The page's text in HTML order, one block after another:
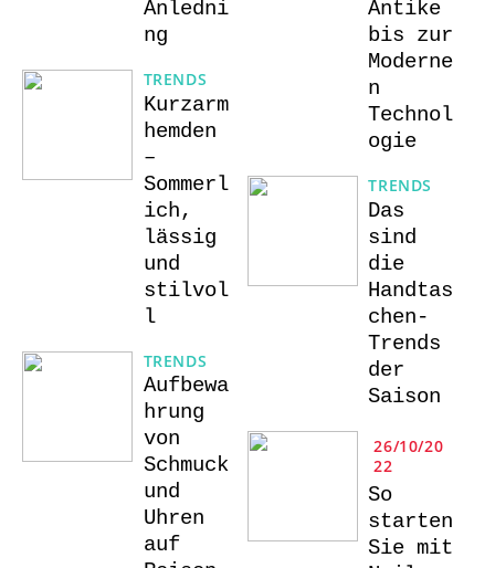
Anledni
ng
TRENDS
Kurzarm
hemden
–
Sommerl
ich,
lässig
und
stilvol
l
TRENDS
Aufbewa
hrung
von
Schmuck
und
Uhren
auf
Antike
bis zur
Moderne
n
Technol
ogie
TRENDS
Das
sind
die
Handtas
chen-
Trends
der
Saison
26/10/20
22
So
starten
Sie mit